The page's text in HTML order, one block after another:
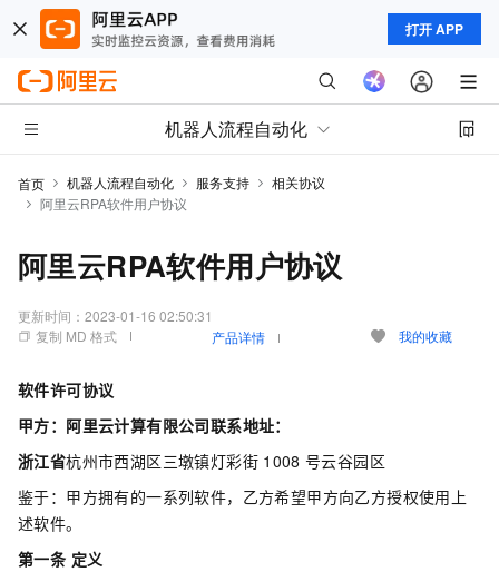
打开 APP
机器人流程自动化
首页 机器人流程自动化 服务支持
相关协议
阿里云RPA软件用户协议
阿里云RPA软件用户协议
更新时间： 2023-01-16 02:50:31
复制 MD 格式
产品详情 我的收藏
软件许可协议
甲方：阿里云计算有限公司联系地址：
浙江省杭州市西湖区三墩镇灯彩街 1008 号云谷园区
鉴于：甲方拥有的一系列软件，乙方希望甲方向乙方授权使用上
述软件。
第一条 定义